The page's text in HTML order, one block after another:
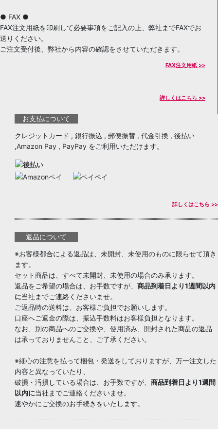
● FAX ●
FAX注文用紙を印刷して必要事項をご記入の上、弊社までFAXでお
送りください。
ご注文受付後、弊社から内容の確認をさせていただきます。
FAX注文用紙 >>
詳しくはこちら >>
お支払について
クレジットカード , 銀行振込 , 郵便振替 , 代金引換 , 後払い
,Amazon Pay , PayPay をご利用いただけます。
詳しくはこちら >>
返品について
※お客様都合による返品は、未開封、未使用のものに限らせて頂き
ます。
セット商品は、すべて未開封、未使用の場合のみ承ります。
返品をご希望の場合は、お手数ですが、 商品到着日より1週間以内
に当社までご連絡くださいませ。
ご返品時の送料は、お客様ご負担でお願いします。
口座へご返金の際は、振込手数料はお客様負担となります。
なお、別の商品へのご交換や、使用済み、開封された商品の返品
は承っておりませんこと、ご了承ください。
※細心の注意を払って梱包・発送をしておりますが、万一注文した
内容と異なっていたり、
破損・汚損している場合は、お手数ですが、 商品到着日より1週間
以内に当社までご連絡くださいませ。
速やかにご交換のお手続きをいたします。